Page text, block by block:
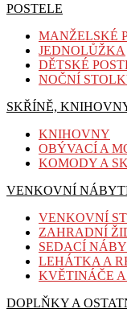
POSTELE
MANŽELSKÉ
JEDNOLŮŽKA
DĚTSKÉ
NOČNÍ
SKŘÍNĚ,
KNIHOVNY
OBÝVACÍ A
KOMODY A
VENKOVNÍ
VENKOVNÍ
ZAHRADNÍ
SEDACÍ
LEHÁTKA A
KVĚTINÁČE
DOPLŇKY A